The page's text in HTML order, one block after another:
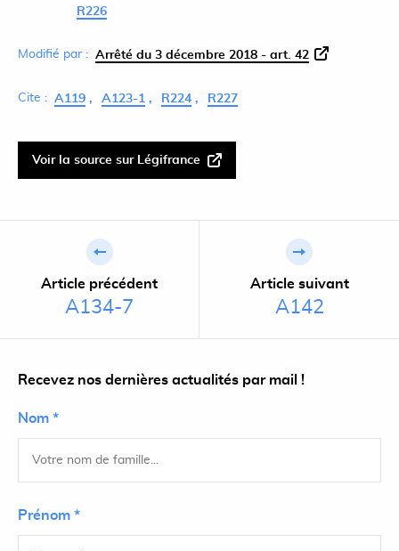
R226
Modifié par : Arrêté du 3 décembre 2018 - art. 42
Cite : A119 A123-1 R224 R227
Voir la source sur Légifrance
Article précédent
A134-7
Article suivant
A142
Recevez nos dernières actualités par mail !
Nom *
Prénom *